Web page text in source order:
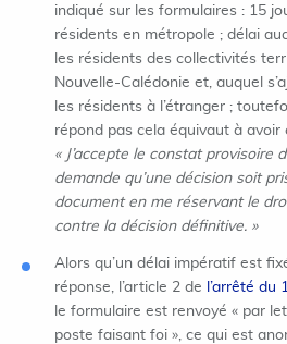
indiqué sur les formulaires : 15
résidents en métropole ; délai
les résidents des collectivités
Nouvelle-Calédonie et, auquel
les résidents à l’étranger ;
répond pas cela équivaut à avoir
« J’accepte le constat provisoire
demande qu’une décision soit
document en me réservant le
contre la décision définitive. »
Alors qu’un délai impératif est
réponse, l’article 2 de
l’arrêté du
le formulaire est renvoyé « par
poste faisant foi », ce qui est